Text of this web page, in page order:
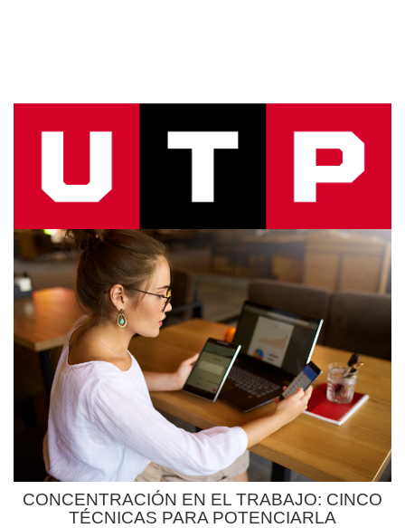
CONCENTRACIÓN EN EL TRABAJO: CINCO
TÉCNICAS PARA POTENCIARLA